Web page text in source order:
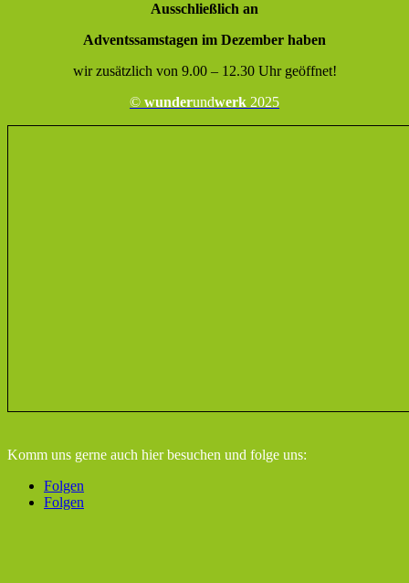
Ausschließlich an
Adventssamstagen im Dezember haben
wir zusätzlich von 9.00 – 12.30 Uhr geöffnet!
© wunderundwerk 2025
Komm uns gerne auch hier besuchen und folge uns:
Folgen
Folgen